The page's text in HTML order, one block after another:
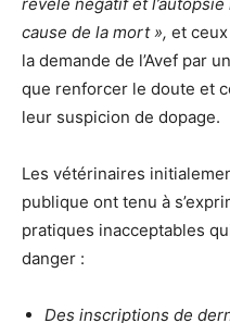
cause de la mort », et
la demande de l’Avef par
que renforcer le doute et
leur suspicion de dopage.
Les vétérinaires
publique ont tenu à
pratiques inacceptables
danger :
Des inscriptions de